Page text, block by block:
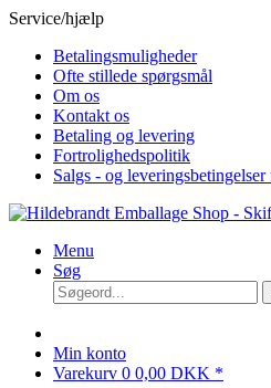
Service/hjælp
Betalingsmuligheder
Ofte stillede spørgsmål
Om os
Kontakt os
Betaling og levering
Fortrolighedspolitik
Salgs - og
Menu
Søg
Min konto
Varekurv 0 0,00 DKK *